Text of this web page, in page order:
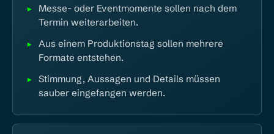
Messe- oder Eventmomente sollen nach dem
Termin weiterarbeiten.
Aus einem Produktionstag sollen mehrere
Formate entstehen.
Stimmung, Aussagen und Details müssen
sauber eingefangen werden.